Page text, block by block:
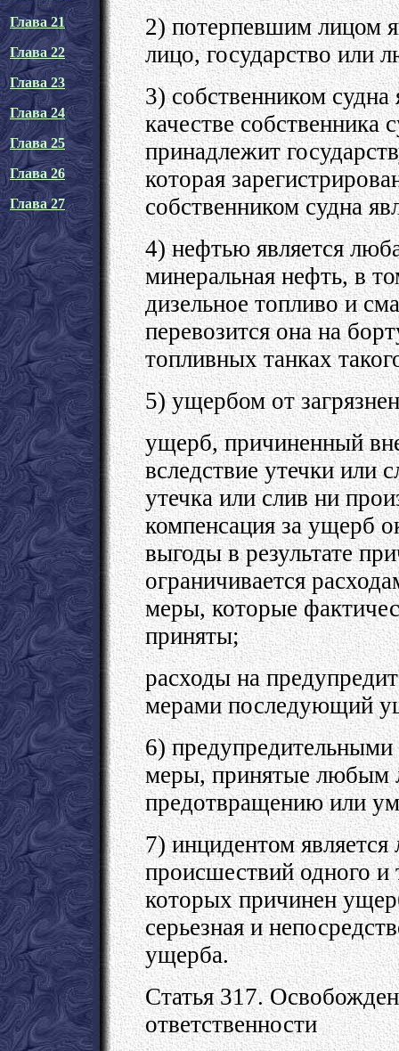
Глава 21
Глава 22
Глава 23
Глава 24
Глава 25
Глава 26
Глава 27
2) потерпевшим лицом
лицо, государство или
3) собственником судна
качестве собственника
принадлежит
которая
собственником судна
4) нефтью является
минеральная нефть, в
дизельное топливо и
перевозится она на
топливных танках
5) ущербом от
ущерб, причиненный
вследствие утечки или
утечка или слив ни
компенсация за ущерб
выгоды в результате
ограничивается
меры, которые
приняты;
расходы на
мерами последующий
6)
меры, принятые любым
предотвращению или
7) инцидентом
происшествий одного и
которых причинен
серьезная и
ущерба.
Статья 317.
ответственности